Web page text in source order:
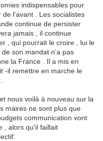
indispensables pour
l'avant . Les socialistes
continue de persister
jamais , il continue
, qui pourrait le croire , lui le
son mandat n'a pas
la France . Il a mis en
-il remettre en marche le
nous voilà à nouveau sur la
maires ne sont plus que
communication vont
, alors qu'il faillait